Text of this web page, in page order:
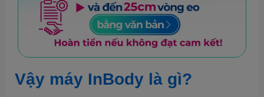
Vậy máy InBody là gì?